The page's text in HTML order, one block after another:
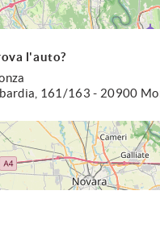
STORE OPPURE SU
sia stata posta la
momento della
l'auto?
161/163 - 20900